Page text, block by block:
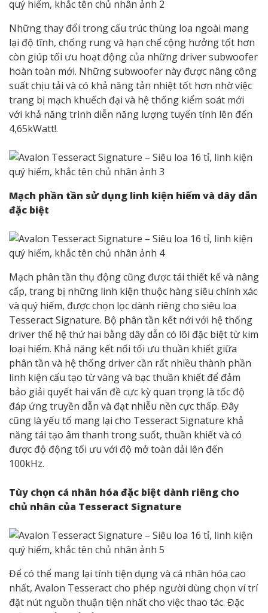
Những thay đổi trong cấu trúc thùng loa ngoài mang
lại độ tĩnh, chống rung và hạn chế cộng hưởng tốt hơn
còn giúp tối ưu hoạt động của những driver subwoofer
hoàn toàn mới. Những subwoofer này được nâng công
suất chịu tải và có khả năng tản nhiệt tốt hơn nhờ việc
trang bị mạch khuếch đại và hệ thống kiểm soát mới
với khả năng trình diễn năng lượng tuyến tính lên đến
4,65kWatt!.
Mạch phần tần sử dụng linh kiện hiếm và dây dẫn
đặc biệt
Mạch phân tần thụ động cũng được tái thiết kế và nâng
cấp, trang bị những linh kiện thuộc hàng siêu chính xác
và quý hiếm, được chọn lọc dành riêng cho siêu loa
Tesseract Signature. Bộ phân tần kết nới với hệ thống
driver thế hệ thứ hai bằng dây dẫn có lõi đặc biệt từ kim
loại hiếm. Khả năng kết nối tối ưu thuần khiết giữa
phân tần và hệ thống driver cần rất nhiều thành phần
linh kiện cấu tạo từ vàng và bạc thuần khiết để đảm
bảo giải quyết hai vấn đề cực kỳ quan trọng là tốc độ
đáp ứng truyền dẫn và đạt nhiễu nền cực thấp. Đây
cũng là yếu tố mang lại cho Tesseract Signature khả
năng tái tạo âm thanh trong suốt, thuần khiết và có
được độ động tối ưu với độ mở toàn dải lên đến
100kHz.
Tùy chọn cá nhân hóa đặc biệt dành riêng cho
chủ nhân của Tesseract Signature
Để có thể mang lại tính tiện dụng và cá nhân hóa cao
nhất, Avalon Tesseract cho phép người dùng chọn ví trí
đặt nút nguồn thuận tiện nhất cho việc thao tác. Đặc